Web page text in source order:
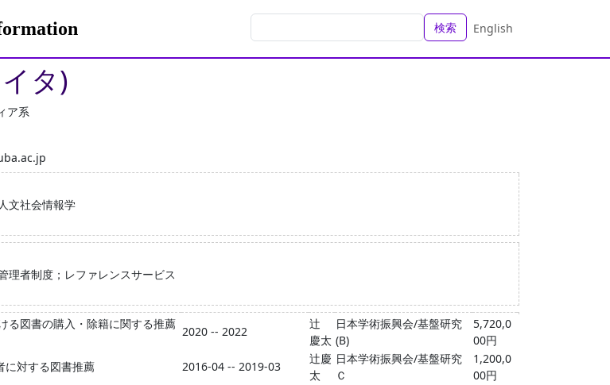
検索 English
タ)
ア系
文社会情報学
理者制度；レファレンスサービス
る図書の購入・除籍に関する推薦
2020 -- 2022
辻
慶太
日本学術振興会/基盤研究
(B)
5,720,0
00円
対する図書推薦
2016-04 -- 2019-03
辻慶
太
日本学術振興会/基盤研究
Ｃ
1,200,0
00円